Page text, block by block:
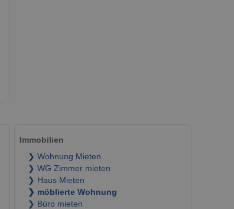
Immobilien
❯ Wohnung Mieten
❯ WG Zimmer mieten
❯ Haus Mieten
❯ möblierte Wohnung
❯ Büro mieten